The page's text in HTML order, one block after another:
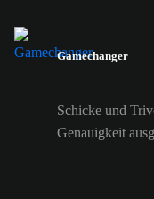
Gamechanger
Schicke und
Genauigkeit